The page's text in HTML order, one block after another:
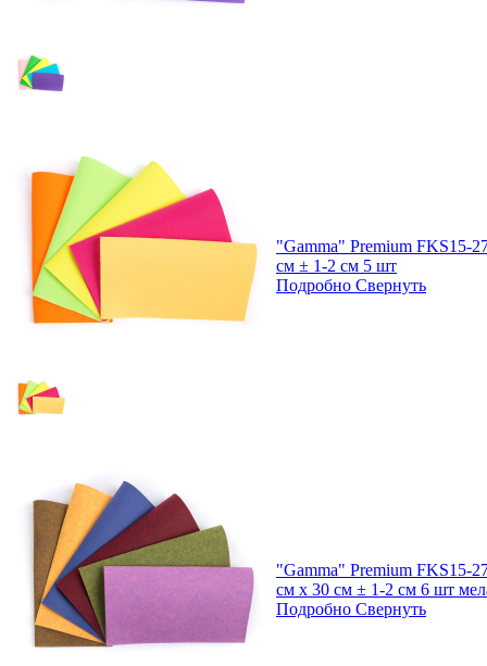
"Gamma" Premium FKS15-
см ± 1-2 см 5 шт
Подробно Свернуть
"Gamma" Premium FKS15-
см х 30 см ± 1-2 см 6 шт
Подробно Свернуть